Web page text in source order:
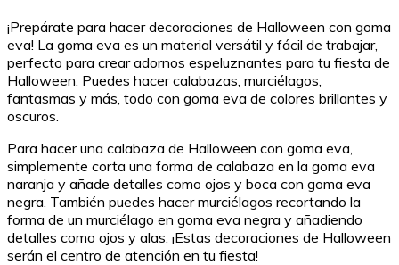
¡Prepárate para hacer decoraciones de Halloween con goma
eva! La goma eva es un material versátil y fácil de trabajar,
perfecto para crear adornos espeluznantes para tu fiesta de
Halloween. Puedes hacer calabazas, murciélagos,
fantasmas y más, todo con goma eva de colores brillantes y
oscuros.
Para hacer una calabaza de Halloween con goma eva,
simplemente corta una forma de calabaza en la goma eva
naranja y añade detalles como ojos y boca con goma eva
negra. También puedes hacer murciélagos recortando la
forma de un murciélago en goma eva negra y añadiendo
detalles como ojos y alas. ¡Estas decoraciones de Halloween
serán el centro de atención en tu fiesta!